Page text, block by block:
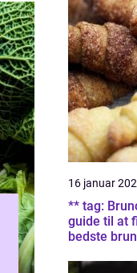
16 januar
** tag:
guide til at
bedste